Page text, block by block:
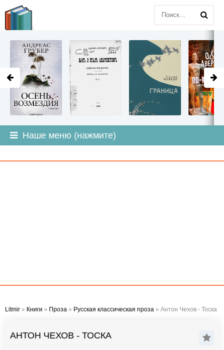
Наше меню (нажмите)
Litmir » Книги » Проза » Русская классическая проза » Антон Чехов - Тоска
АНТОН ЧЕХОВ - ТОСКА
LITMIR.ORG